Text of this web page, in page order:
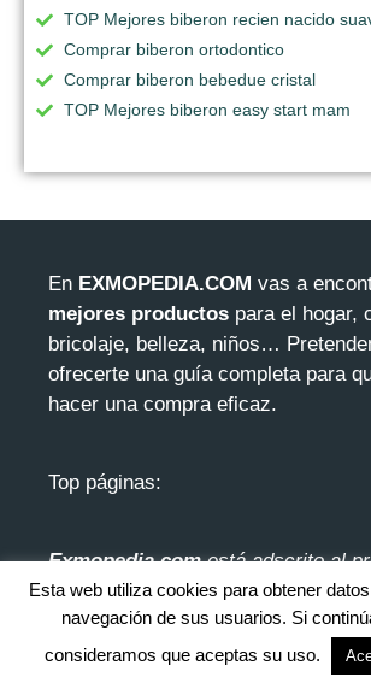
TOP Mejores biberon recien nacido
Comprar biberon ortodontico
Comprar biberon bebedue cristal
TOP Mejores biberon easy start mam
En EXMOPEDIA.COM vas a
mejores productos para el hogar,
bricolaje, belleza, niños…
ofrecerte una guía completa para
hacer una compra eficaz.
Top páginas:
Exmopedia.comestá adscrito al
afiliación de Amazon. Mediante el
una pequeña comisión en el
se produce una compra. No
coste extra, pero esa pequeña
Esta web utiliza cookies para obtener
navegación de sus usuarios. Si
consideramos que aceptas su uso.